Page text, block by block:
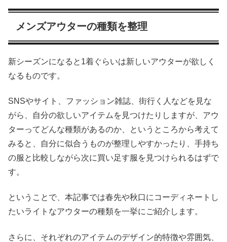
メンズアウターの種類を整理
新シーズンになると1着ぐらいは新しいアウターが欲しく
なるものです。
SNSやサイト、ファッション雑誌、街行く人などを見な
がら、自分の欲しいアイテムを見つけたりしますが、アウ
ターってどんな種類があるのか、というところから考えて
みると、自分に似合うものが整理しやすかったり、手持ち
の服と比較しながら次に買い足す服を見つけられるはずで
す。
ということで、本記事では春先や秋口にコーディネートし
たいライトなアウターの種類を一挙にご紹介します。
さらに、それぞれのアイテムのデザイン的特徴や雰囲気、